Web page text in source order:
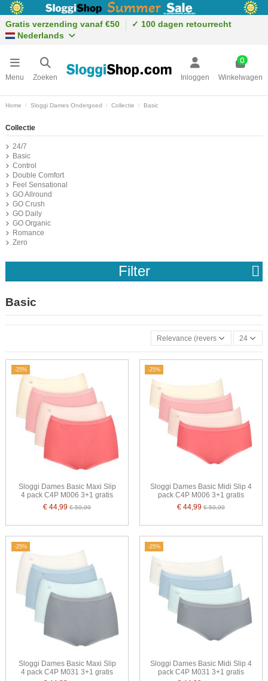
Gratis verzending vanaf €50
✓ 100 dagen retourrecht
Nederlands
Menu Zoeken Inloggen
0
Winkelwagen
Home Sloggi Dames Ondergoed Collectie Basic
Basic
Relevance (reverse) 24
-25%
Sloggi Dames Basic Maxi Slip
4 pack C4P M006 3+1 gratis
€ 44,99€ 59,99
-25%
Sloggi Dames Basic Midi Slip 4
pack C4P M006 3+1 gratis
€ 44,99€ 59,99
-25%
Sloggi Dames Basic Maxi Slip
4 pack C4P M031 3+1 gratis
-25%
Sloggi Dames Basic Midi Slip 4
pack C4P M031 3+1 gratis
Collectie
24/7
Basic
Control
Double Comfort
Feel Sensational
GO Allround
GO Crush
GO Daily
GO Organic
Romance
Zero
Filter